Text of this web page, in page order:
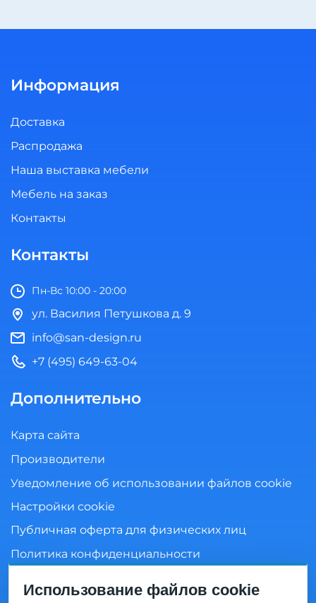
Информация
Доставка
Распродажа
Наша выставка мебели
Мебель на заказ
Контакты
Контакты
Пн-Вс 10:00 - 20:00
ул. Василия Петушкова д. 9
info@san-design.ru
+7 (495) 649-63-04
Дополнительно
Карта сайта
Производители
Уведомление об использовании файлов cookie
Настройки cookie
Публичная оферта для физических лиц
Политика конфиденциальности
Использование файлов cookie